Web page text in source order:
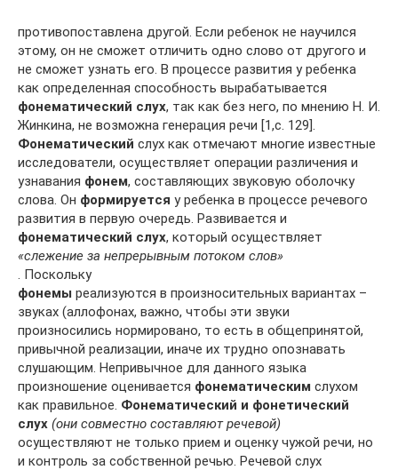
противопоставлена другой. Если ребенок не научился
этому, он не сможет отличить одно слово от другого и
не сможет узнать его. В процессе развития у ребенка
как определенная способность вырабатывается
фонематический слух, так как без него, по мнению Н. И.
Жинкина, не возможна генерация речи [1,с. 129].
Фонематический слух как отмечают многие известные
исследователи, осуществляет операции различения и
узнавания фонем, составляющих звуковую оболочку
слова. Он формируется у ребенка в процессе речевого
развития в первую очередь. Развивается и
фонематический слух, который осуществляет
«слежение за непрерывным потоком слов»
. Поскольку
фонемы реализуются в произносительных вариантах –
звуках (аллофонах, важно, чтобы эти звуки
произносились нормировано, то есть в общепринятой,
привычной реализации, иначе их трудно опознавать
слушающим. Непривычное для данного языка
произношение оценивается фонематическим слухом
как правильное. Фонематический и фонетический
слух (они совместно составляют речевой)
осуществляют не только прием и оценку чужой речи, но
и контроль за собственной речью. Речевой слух